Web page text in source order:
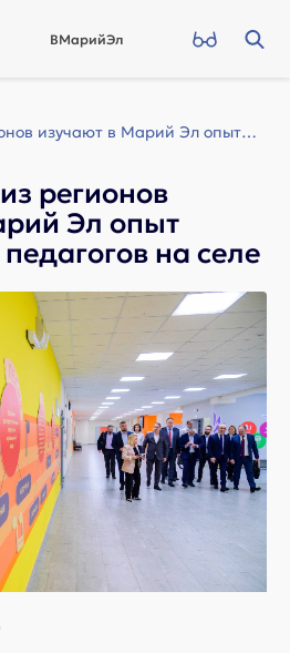
ВМарийЭл
Управленцы из регионов изучают в Марий Эл опыт закрепления педагогов на селе
регионов
Эл опыт
на селе